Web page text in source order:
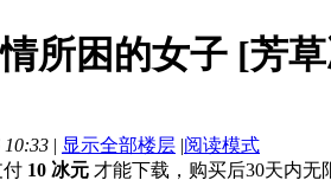
所困的女子 [芳
10:33 | 显示全部楼层 |阅读模式
付 10 冰元 才能下载，购买后30天内